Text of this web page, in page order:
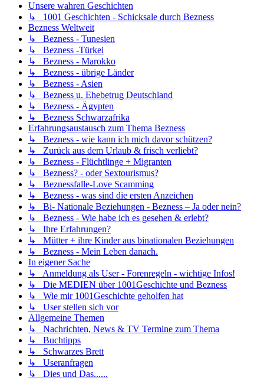
Unsere wahren Geschichten
↳ 1001 Geschichten - Schicksale durch Bezness
Bezness Weltweit
↳ Bezness - Tunesien
↳ Bezness -Türkei
↳ Bezness - Marokko
↳ Bezness - übrige Länder
↳ Bezness - Asien
↳ Bezness u. Ehebetrug Deutschland
↳ Bezness - Ägypten
↳ Bezness Schwarzafrika
Erfahrungsaustausch zum Thema Bezness
↳ Bezness - wie kann ich mich davor schützen?
↳ Zurück aus dem Urlaub & frisch verliebt?
↳ Bezness - Flüchtlinge + Migranten
↳ Bezness? - oder Sextourismus?
↳ Beznessfalle-Love Scamming
↳ Bezness - was sind die ersten Anzeichen
↳ Bi- Nationale Beziehungen - Bezness – Ja oder nein?
↳ Bezness - Wie habe ich es gesehen & erlebt?
↳ Ihre Erfahrungen?
↳ Mütter + ihre Kinder aus binationalen Beziehungen
↳ Bezness - Mein Leben danach.
In eigener Sache
↳ Anmeldung als User - Forenregeln - wichtige Infos!
↳ Die MEDIEN über 1001Geschichte und Bezness
↳ Wie mir 1001Geschichte geholfen hat
↳ User stellen sich vor
Allgemeine Themen
↳ Nachrichten, News & TV Termine zum Thema
↳ Buchtipps
↳ Schwarzes Brett
↳ Useranfragen
↳ Dies und Das......